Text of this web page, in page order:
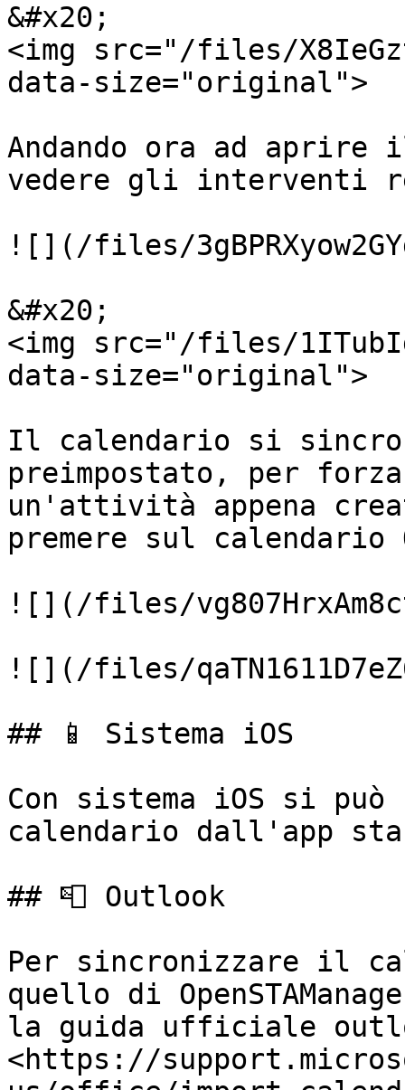
&#x20;
<img src="/files/
data-size="original">
Andando ora ad
vedere gli interventi
![](/files/
&#x20;
<img src="/files/
data-size="original">
Il calendario si
preimpostato, per
un'attività appena
premere sul calendario
![](/files/
![](/files/
## 📱 Sistema iOS
Con sistema iOS si
calendario dall'app
## 📮 Outlook
Per sincronizzare il
quello di
la guida ufficiale
<https://